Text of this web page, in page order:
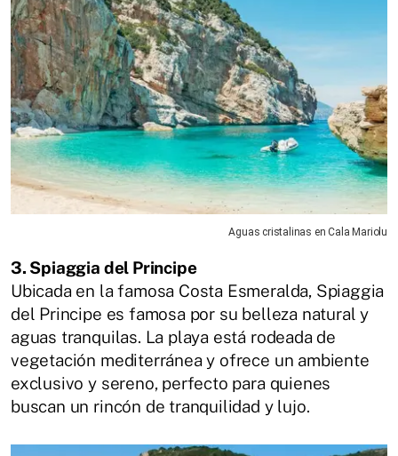
Aguas cristalinas en Cala Mariolu
3. Spiaggia del Principe
Ubicada en la famosa Costa Esmeralda, Spiaggia
del Principe es famosa por su belleza natural y
aguas tranquilas. La playa está rodeada de
vegetación mediterránea y ofrece un ambiente
exclusivo y sereno, perfecto para quienes
buscan un rincón de tranquilidad y lujo.